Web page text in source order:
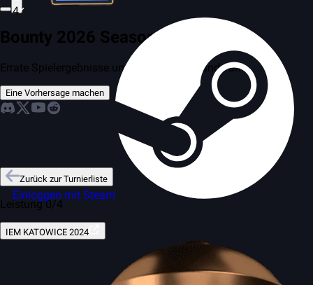
4
Einloggen mit Steam
Bounty 2026 Season 2
Errate Spielergebnisse und tritt gegen Freunde an
Eine Vorhersage machen
Zurück zur Turnierliste
Leistung 0/4
IEM KATOWICE 2024